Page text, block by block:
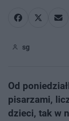
sg
Od
pisarzami,
dzieci, tak w